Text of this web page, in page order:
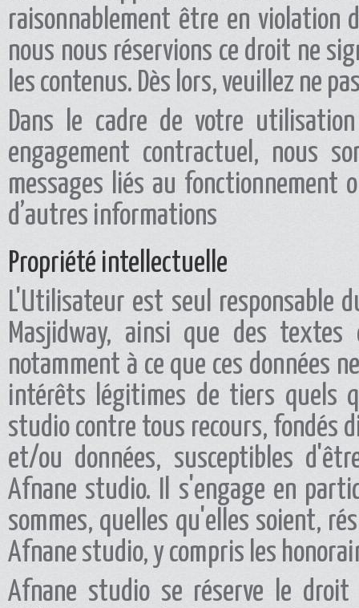
raisonnablement être en violation
nous nous réservions ce droit ne
les contenus. Dès lors, veuillez ne
Dans le cadre de votre
engagement contractuel, nous
messages liés au fonctionnement
d’autres informations
Propriété intellectuelle
L'Utilisateur est seul responsable
Masjidway, ainsi que des
notamment à ce que ces données
intérêts légitimes de tiers quels
studio contre tous recours, fondés
et/ou données, susceptibles
Afnane studio. Il s'engage en
sommes, quelles qu'elles soient,
Afnane studio, y compris les
Afnane studio se réserve le